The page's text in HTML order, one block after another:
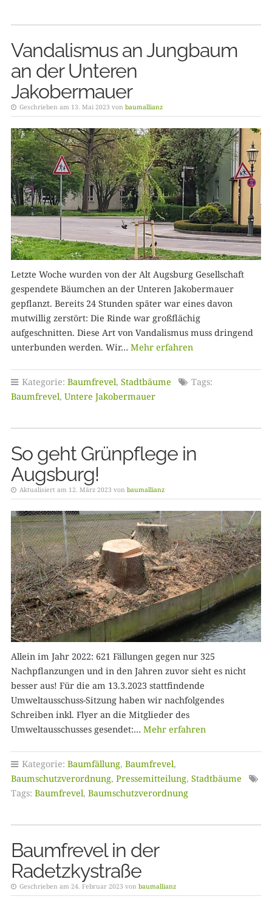
Vandalismus an Jungbaum
an der Unteren
Jakobermauer
Geschrieben am 13. Mai 2023 von baumallianz
Letzte Woche wurden von der Alt Augsburg Gesellschaft
gespendete Bäumchen an der Unteren Jakobermauer
gepflanzt. Bereits 24 Stunden später war eines davon
mutwillig zerstört: Die Rinde war großflächig
aufgeschnitten. Diese Art von Vandalismus muss dringend
unterbunden werden. Wir… Mehr erfahren
Kategorie: Baumfrevel, Stadtbäume
Tags:
Baumfrevel, Untere Jakobermauer
So geht Grünpflege in
Augsburg!
Aktualisiert am 12. März 2023 von baumallianz
Allein im Jahr 2022: 621 Fällungen gegen nur 325
Nachpflanzungen und in den Jahren zuvor sieht es nicht
besser aus! Für die am 13.3.2023 stattfindende
Umweltausschuss-Sitzung haben wir nachfolgendes
Schreiben inkl. Flyer an die Mitglieder des
Umweltausschusses gesendet:… Mehr erfahren
Kategorie: Baumfällung, Baumfrevel,
Baumschutzverordnung, Pressemitteilung, Stadtbäume
Tags: Baumfrevel, Baumschutzverordnung
Baumfrevel in der
Radetzkystraße
Geschrieben am 24. Februar 2023 von baumallianz